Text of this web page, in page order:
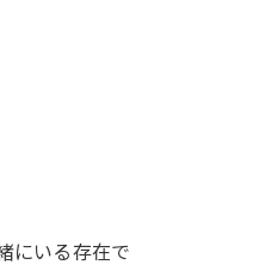
にいる存在で